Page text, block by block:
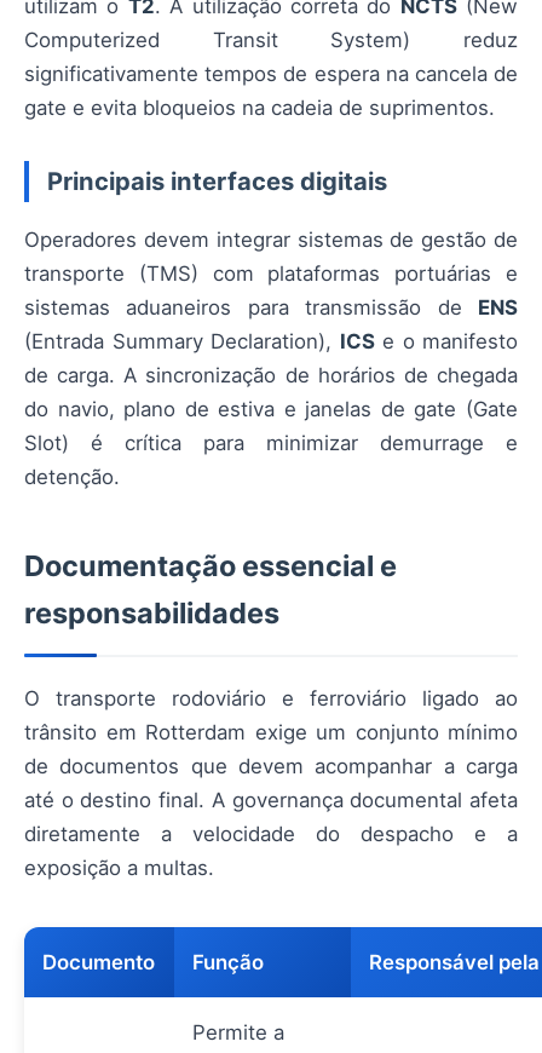
utilizam o T2. A utilização correta do NCTS(New
Computerized Transit System) reduz
significativamente tempos de espera na cancela de
gate e evita bloqueios na cadeia de suprimentos.
Principais interfaces digitais
Operadores devem integrar sistemas de gestão de
transporte (TMS) com plataformas portuárias e
sistemas aduaneiros para transmissão de ENS
(Entrada Summary Declaration), ICSe o manifesto
de carga. A sincronização de horários de chegada
do navio, plano de estiva e janelas de gate (Gate
Slot) é crítica para minimizar demurrage e
detenção.
Documentação essencial e
responsabilidades
O transporte rodoviário e ferroviário ligado ao
trânsito em Rotterdam exige um conjunto mínimo
de documentos que devem acompanhar a carga
até o destino final. A governança documental afeta
diretamente a velocidade do despacho e a
exposição a multas.
Documento Função Responsável
Permite a